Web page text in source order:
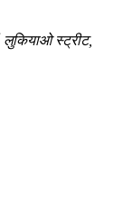
लुकियाओ स्ट्रीट,